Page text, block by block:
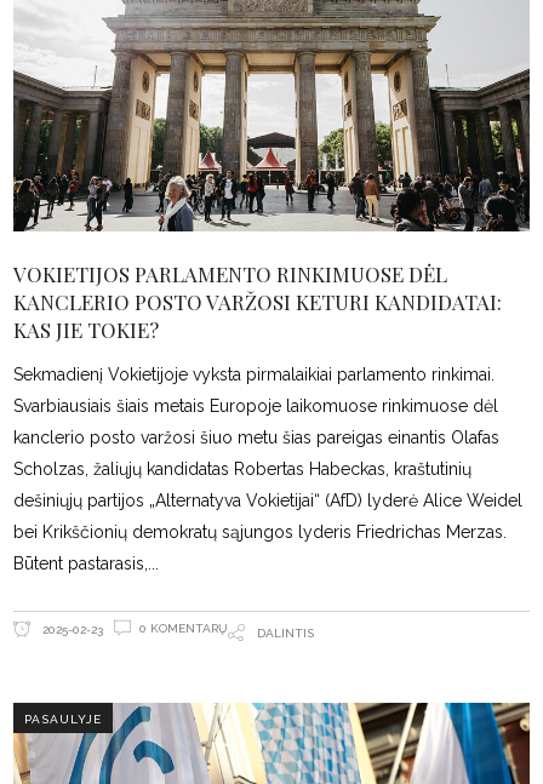
VOKIETIJOS PARLAMENTO RINKIMUOSE DĖL
KANCLERIO POSTO VARŽOSI KETURI KANDIDATAI:
KAS JIE TOKIE?
Sekmadienį Vokietijoje vyksta pirmalaikiai parlamento rinkimai.
Svarbiausiais šiais metais Europoje laikomuose rinkimuose dėl
kanclerio posto varžosi šiuo metu šias pareigas einantis Olafas
Scholzas, žaliųjų kandidatas Robertas Habeckas, kraštutinių
dešiniųjų partijos „Alternatyva Vokietijai“ (AfD) lyderė Alice Weidel
bei Krikščionių demokratų sąjungos lyderis Friedrichas Merzas.
Būtent pastarasis,
2025-02-23 0 KOMENTARŲ DALINTIS
PASAULYJE